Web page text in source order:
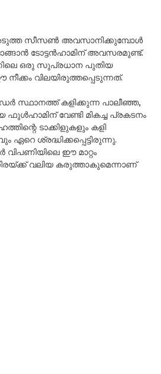
സീസൺ അവസാനിക്കുമ്പോൾ
ടോട്ടൻഹാമിന് അവസരമുണ്ട്.
ഒരു സുപ്രധാന പുതിയ
വിലയിരുത്തപ്പെടുന്നത്.
സ്ഥാനത്ത് കളിക്കുന്ന പാലീഞ്ഞ,
ഫുൾഹാമിന് വേണ്ടി മികച്ച പ്രകടനം
ടാക്കിളുകളും കളി
ഏറെ ശ്രദ്ധിക്കപ്പെട്ടിരുന്നു.
വിപണിയിലെ ഈ മാറ്റം
വലിയ കരുത്താകുമെന്നാണ്